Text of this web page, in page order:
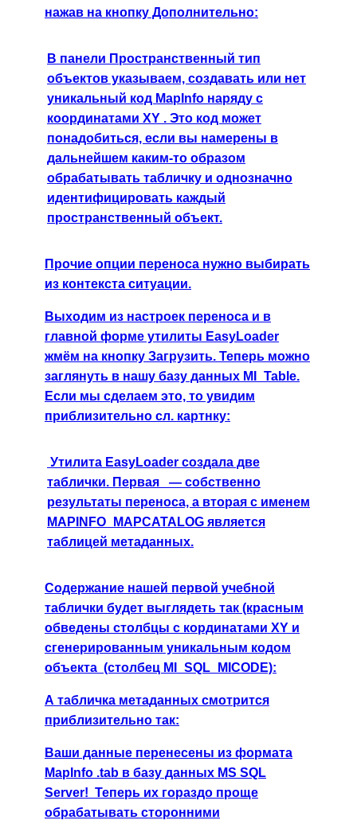
нажав на кнопку Дополнительно:
В панели Пространственный тип
объектов указываем, создавать или нет
уникальный код MapInfo наряду с
координатами XY . Это код может
понадобиться, если вы намерены в
дальнейшем каким-то образом
обрабатывать табличку и однозначно
идентифицировать каждый
пространственный объект.
Прочие опции переноса нужно выбирать
из контекста ситуации.
Выходим из настроек переноса и в
главной форме утилиты EasyLoader
жмём на кнопку Загрузить. Теперь можно
заглянуть в нашу базу данных MI_Table.
Если мы сделаем это, то увидим
приблизительно сл. картнку:
Утилита EasyLoader создала две
таблички. Первая — собственно
результаты переноса, а вторая с именем
MAPINFO_MAPCATALOG является
таблицей метаданных.
Содержание нашей первой учебной
таблички будет выглядеть так (красным
обведены столбцы с кординатами XY и
сгенерированным уникальным кодом
объекта (столбец MI_SQL_MICODE):
А табличка метаданных смотрится
приблизительно так:
Ваши данные перенесены из формата
MapInfo .tab в базу данных MS SQL
Server! Теперь их гораздо проще
обрабатывать сторонними